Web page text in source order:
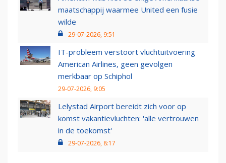
maatschappij waarmee United een fusie
wilde
29-07-2026, 9:51
IT-probleem verstoort vluchtuitvoering
American Airlines, geen gevolgen
merkbaar op Schiphol
29-07-2026, 9:05
Lelystad Airport bereidt zich voor op
komst vakantievluchten: 'alle vertrouwen
in de toekomst'
29-07-2026, 8:17